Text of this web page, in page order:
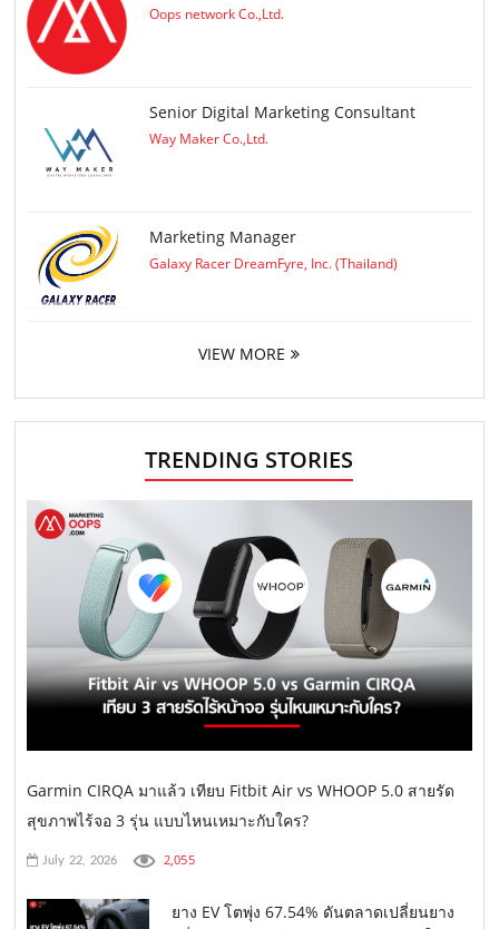
Oops network Co.,Ltd.
Senior Digital Marketing Consultant
Way Maker Co.,Ltd.
Marketing Manager
Galaxy Racer DreamFyre, Inc. (Thailand)
VIEW MORE
TRENDING STORIES
Garmin CIRQA มาแล้ว เทียบ Fitbit Air vs WHOOP 5.0 สายรัด
สุขภาพไร้จอ 3 รุ่น แบบไหนเหมาะกับใคร?
July 22, 2026 2,055
ยาง EV โตพุ่ง 67.54% ดันตลาดเปลี่ยนยาง